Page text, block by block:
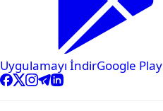
Uygulamayı İndirGoogle Play